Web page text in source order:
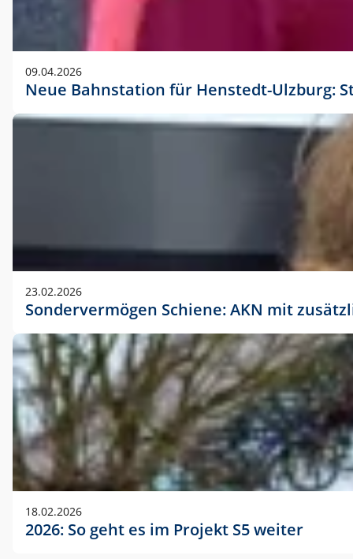
09.04.2026
Neue Bahnstation für Henstedt-Ulzburg:
23.02.2026
Sondervermögen Schiene: AKN mit
18.02.2026
2026: So geht es im Projekt S5 weiter